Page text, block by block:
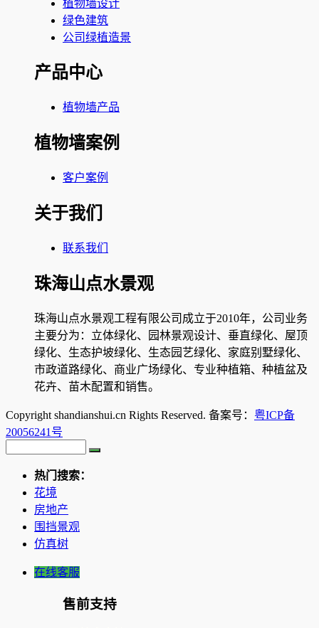
植物墙设计
绿色建筑
公司绿植造景
产品中心
植物墙产品
植物墙案例
客户案例
关于我们
联系我们
珠海山点水景观
珠海山点水景观工程有限公司成立于2010年，公司业务
主要分为：立体绿化、园林景观设计、垂直绿化、屋顶
绿化、生态护坡绿化、生态园艺绿化、家庭别墅绿化、
市政道路绿化、商业广场绿化、专业种植箱、种植盆及
花卉、苗木配置和销售。
Copyright shandianshui.cn Rights Reserved. 备案号： 粤ICP备
20056241号
热门搜索：
花境
房地产
围挡景观
仿真树
在线客服
售前支持